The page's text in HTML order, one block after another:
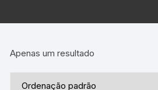
Apenas um resultado